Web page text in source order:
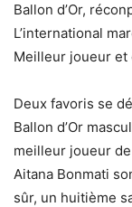
Ballon d’Or,
L’international
Meilleur joueur et
Deux favoris se
Ballon d’Or
meilleur joueur
Aitana Bonmati
sûr, un huitième